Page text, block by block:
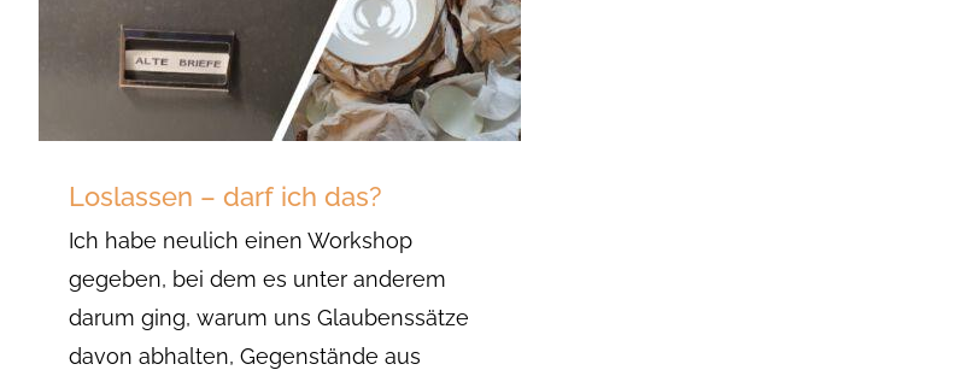
Loslassen – darf ich das?
Ich habe neulich einen Workshop
gegeben, bei dem es unter anderem
darum ging, warum uns Glaubenssätze
davon abhalten, Gegenstände aus